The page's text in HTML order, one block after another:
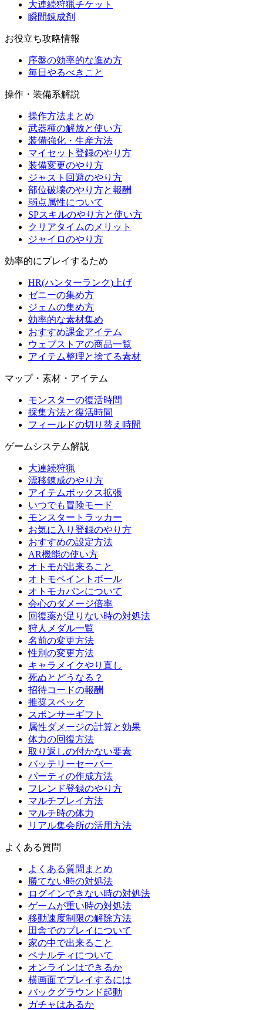
大連続狩猟チケット
瞬間錬成剤
お役立ち攻略情報
序盤の効率的な進め方
毎日やるべきこと
操作・装備系解説
操作方法まとめ
武器種の解放と使い方
装備強化・生産方法
マイセット登録のやり方
装備変更のやり方
ジャスト回避のやり方
部位破壊のやり方と報酬
弱点属性について
SPスキルのやり方と使い方
クリアタイムのメリット
ジャイロのやり方
効率的にプレイするため
HR(ハンターランク)上げ
ゼニーの集め方
ジェムの集め方
効率的な素材集め
おすすめ課金アイテム
ウェブストアの商品一覧
アイテム整理と捨てる素材
マップ・素材・アイテム
モンスターの復活時間
採集方法と復活時間
フィールドの切り替え時間
ゲームシステム解説
大連続狩猟
漂移錬成のやり方
アイテムボックス拡張
いつでも冒険モード
モンスタートラッカー
お気に入り登録のやり方
おすすめの設定方法
AR機能の使い方
オトモが出来ること
オトモペイントボール
オトモカバンについて
会心のダメージ倍率
回復薬が足りない時の対処法
狩人メダル一覧
名前の変更方法
性別の変更方法
キャラメイクやり直し
死ぬとどうなる？
招待コードの報酬
推奨スペック
スポンサーギフト
属性ダメージの計算と効果
体力の回復方法
取り返しの付かない要素
バッテリーセーバー
パーティの作成方法
フレンド登録のやり方
マルチプレイ方法
マルチ時の体力
リアル集会所の活用方法
よくある質問
よくある質問まとめ
勝てない時の対処法
ログインできない時の対処法
ゲームが重い時の対処法
移動速度制限の解除方法
田舎でのプレイについて
家の中で出来ること
ペナルティについて
オンラインはできるか
横画面でプレイするには
バックグラウンド起動
ガチャはあるか